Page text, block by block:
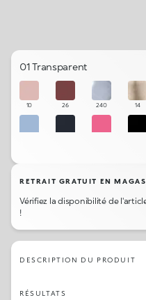
01 Transparent
10 26 240 14
231
236 241 05 19
RETRAIT GRATUIT EN
Vérifiez la disponibilité de
!
DESCRIPTION DU PRODUIT
RÉSULTATS